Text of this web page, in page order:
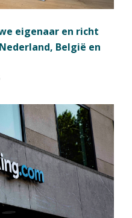
eigenaar en richt
België en